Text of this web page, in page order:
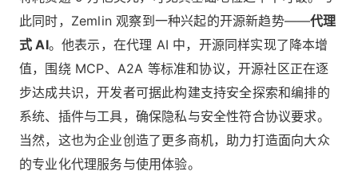
此同时，Zemlin 观察到一种兴起的开源新趋势——代理
式 AI。他表示，在代理 AI 中，开源同样实现了降本增
值，围绕 MCP、A2A 等标准和协议，开源社区正在逐
步达成共识，开发者可据此构建支持安全探索和编排的
系统、插件与工具，确保隐私与安全性符合协议要求。
当然，这也为企业创造了更多商机，助力打造面向大众
的专业化代理服务与使用体验。